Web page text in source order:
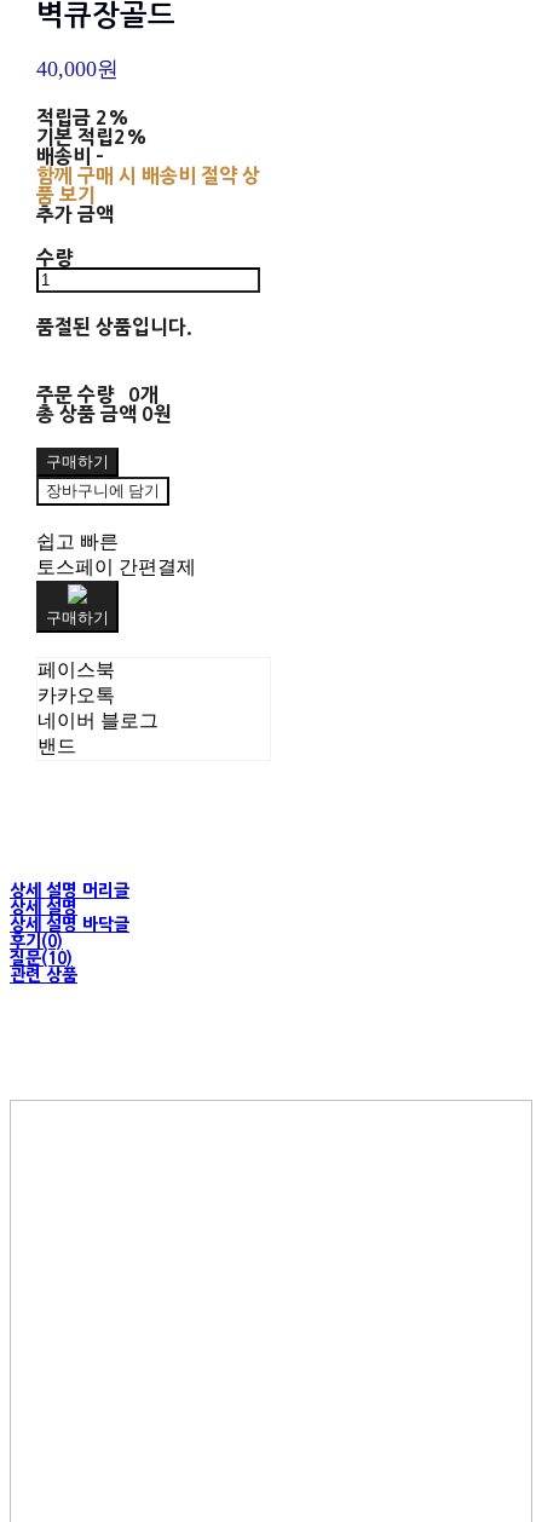
벽큐장골드
40,000원
적립금 2%
기본 적립2%
배송비 -
함께 구매 시 배송비 절약 상
품 보기
추가 금액
수량
품절된 상품입니다.
주문 수량
0개
총 상품 금액 0원
구매하기
장바구니에 담기
쉽고 빠른
토스페이 간편결제
구매하기
페이스북
카카오톡
네이버 블로그
밴드
상세 설명 머리글
상세 설명
상세 설명 바닥글
후기(0)
질문(10)
관련 상품